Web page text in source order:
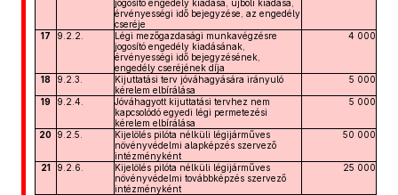
jogosító engedély kiadása, újbóli kiadása,
érvényességi idő bejegyzése, az engedély
cseréje
17 9.2.2.
Légi mezőgazdasági munkavégzésre
jogosító engedély kiadásának,
érvényességi idő bejegyzésének,
engedély cseréjének díja
4 000
18 9.2.3.
Kijuttatási terv jóváhagyására irányuló
kérelem elbírálása
5 000
19 9.2.4.
Jóváhagyott kijuttatási tervhez nem
kapcsolódó egyedi légi permetezési
kérelem elbírálása
5 000
20 9.2.5.
Kijelölés pilóta nélküli légijárműves
növényvédelmi alapképzés szervező
intézményként
50 000
21 9.2.6.
Kijelölés pilóta nélküli légijárműves
növényvédelmi továbbképzés szervező
intézményként
25 000